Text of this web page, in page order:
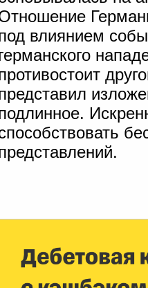
влиянием